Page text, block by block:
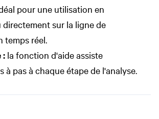
pour une utilisation en
sur la ligne de
temps réel.
: la fonction d'aide assiste
à pas à chaque étape de l'analyse.